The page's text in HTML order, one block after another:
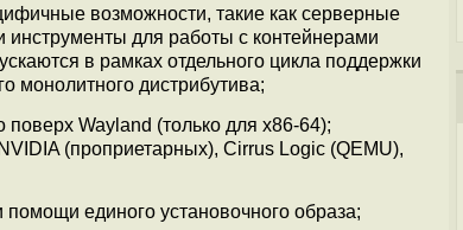
возможности, такие как серверные
инструменты для работы с контейнерами
в рамках отдельного цикла поддержки
монолитного дистрибутива;
Wayland (только для x86-64);
(проприетарных), Cirrus Logic (QEMU),
единого установочного образа;